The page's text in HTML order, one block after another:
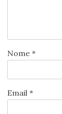
Nome *
Email *